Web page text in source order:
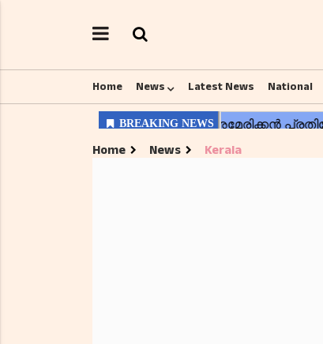
Home News Latest News National
Home News Kerala